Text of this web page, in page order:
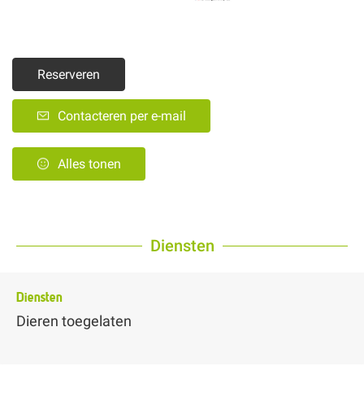
Reserveren
Contacteren per e-mail
Alles tonen
Diensten
Diensten
Dieren toegelaten